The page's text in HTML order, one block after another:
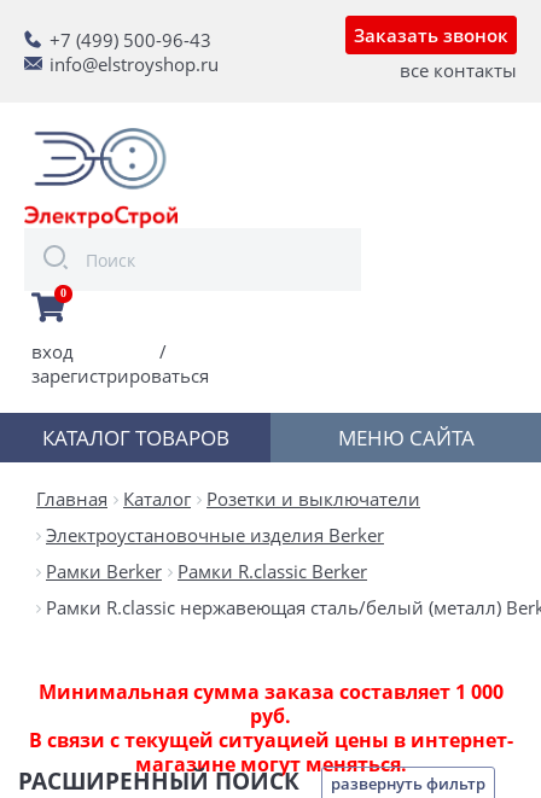
+7 (499) 500-96-43
info@elstroyshop.ru
Заказать звонок
все контакты
0
вход
/
зарегистрироваться
КАТАЛОГ ТОВАРОВ МЕНЮ САЙТА
Главная Каталог
Розетки и выключатели
Электроустановочные изделия Berker
Рамки Berker
Рамки R.classic Berker
Рамки R.classic нержавеющая сталь/белый (металл)
Минимальная сумма заказа составляет 1 000
руб.
В связи с текущей ситуацией цены в интернет-
магазине могут меняться.
РАСШИРЕННЫЙ ПОИСК развернуть фильтр